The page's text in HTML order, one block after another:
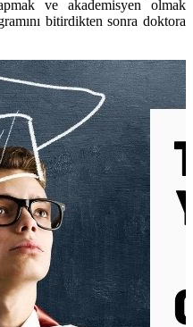
ve akademisyen olmak
bitirdikten sonra doktora